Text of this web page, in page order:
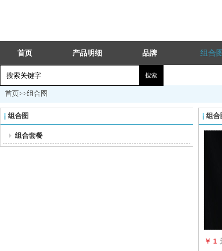
首页 产品明细 品牌 组合
首页>>组合图
组合图
组合套餐
组合
￥ 1